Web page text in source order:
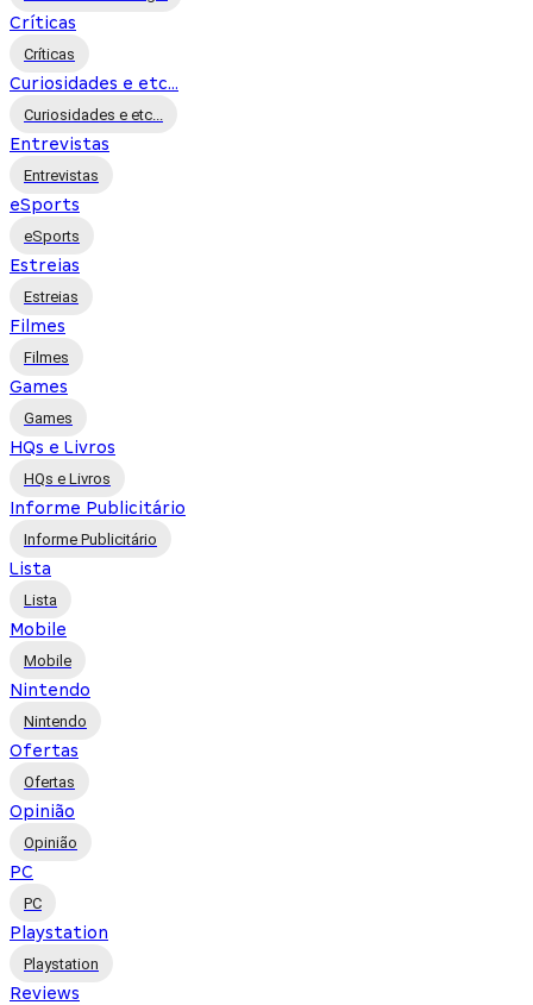
Críticas
Críticas
Curiosidades e etc...
Curiosidades e etc...
Entrevistas
Entrevistas
eSports
eSports
Estreias
Estreias
Filmes
Filmes
Games
Games
HQs e Livros
HQs e Livros
Informe Publicitário
Informe Publicitário
Lista
Lista
Mobile
Mobile
Nintendo
Nintendo
Ofertas
Ofertas
Opinião
Opinião
PC
PC
Playstation
Playstation
Reviews